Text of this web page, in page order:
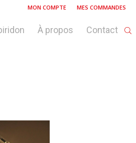
MON COMPTE MES COMMANDES
À propos Contact